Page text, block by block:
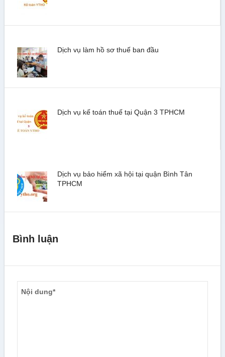
Dịch vụ làm hồ sơ thuế ban đầu
Dịch vụ kế toán thuế tại Quận 3 TPHCM
Dịch vụ bảo hiểm xã hội tại quận Bình Tân
TPHCM
Bình luận